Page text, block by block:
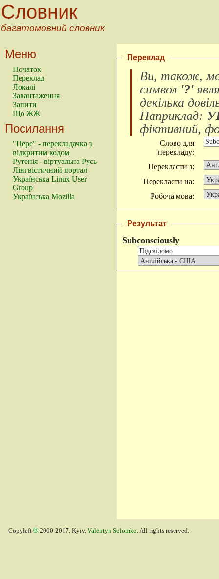
Словник
багатомовний словник
Меню
Початок
Переклад
Локалі
Завантаження
Запити
Що ЖЖ
Посилання
"Пере" - перекладачка з
відкритим кодом
Рутенія - віртуальна Русь
Лінгвістичний портал
Українська Linux User
Group
Українська Mozilla
Переклад
Ви, також,
символ '?'
декілька
Наприклад:
фіктивний,
Слово для
перекладу:
Перекласти з:
Перекласти на:
Робоча мова:
Результат
Subconsciously
Copyleft 2000-2017, Kyiv, Valentyn Solomko. All rights reserved.